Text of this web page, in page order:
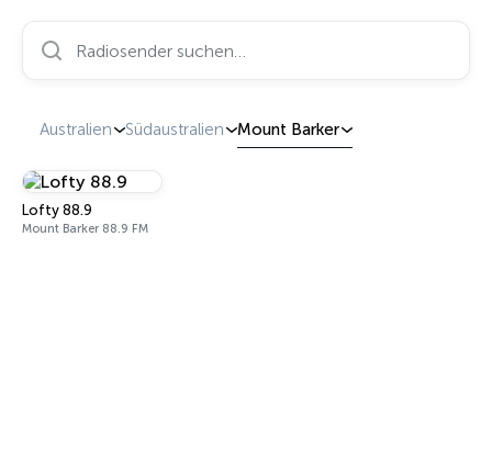
Australien Südaustralien Mount Barker
Lofty 88.9
Mount Barker 88.9 FM